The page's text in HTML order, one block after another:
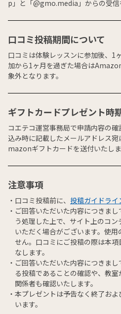
p」と「@gmo.media」からの受信
口コミ投稿期間について
口コミは体験レッスンに参加後、1
加から1ヶ月を過ぎた場合は
象外となります。
ギフトカードプレゼント時
コエテコ運営事務局で申請内容の
込み時に記載したメールアドレス
mazonギフトカードを送付いたしま
注意事項
口コミ投稿前に、 投稿ガイドライ
ご回答いただいた内容につきま
う処理した上で、サイト上のコ
いただく場合がございます。使
せん。口コミにご投稿の際は本
なします。
ご回答いただいた内容につきま
る投稿であることの確認や、教
関係者も確認いたします。
本プレゼントは予告なく終了お
います。